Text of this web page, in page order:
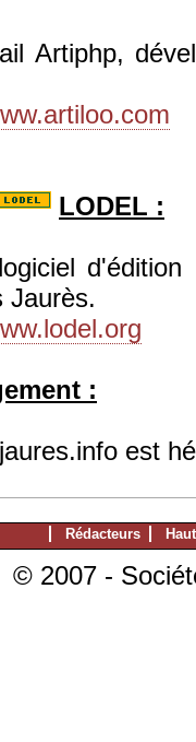
Artiphp,
LODEL :
Jaurès.
:
est
Rédacteurs
© 2007 -